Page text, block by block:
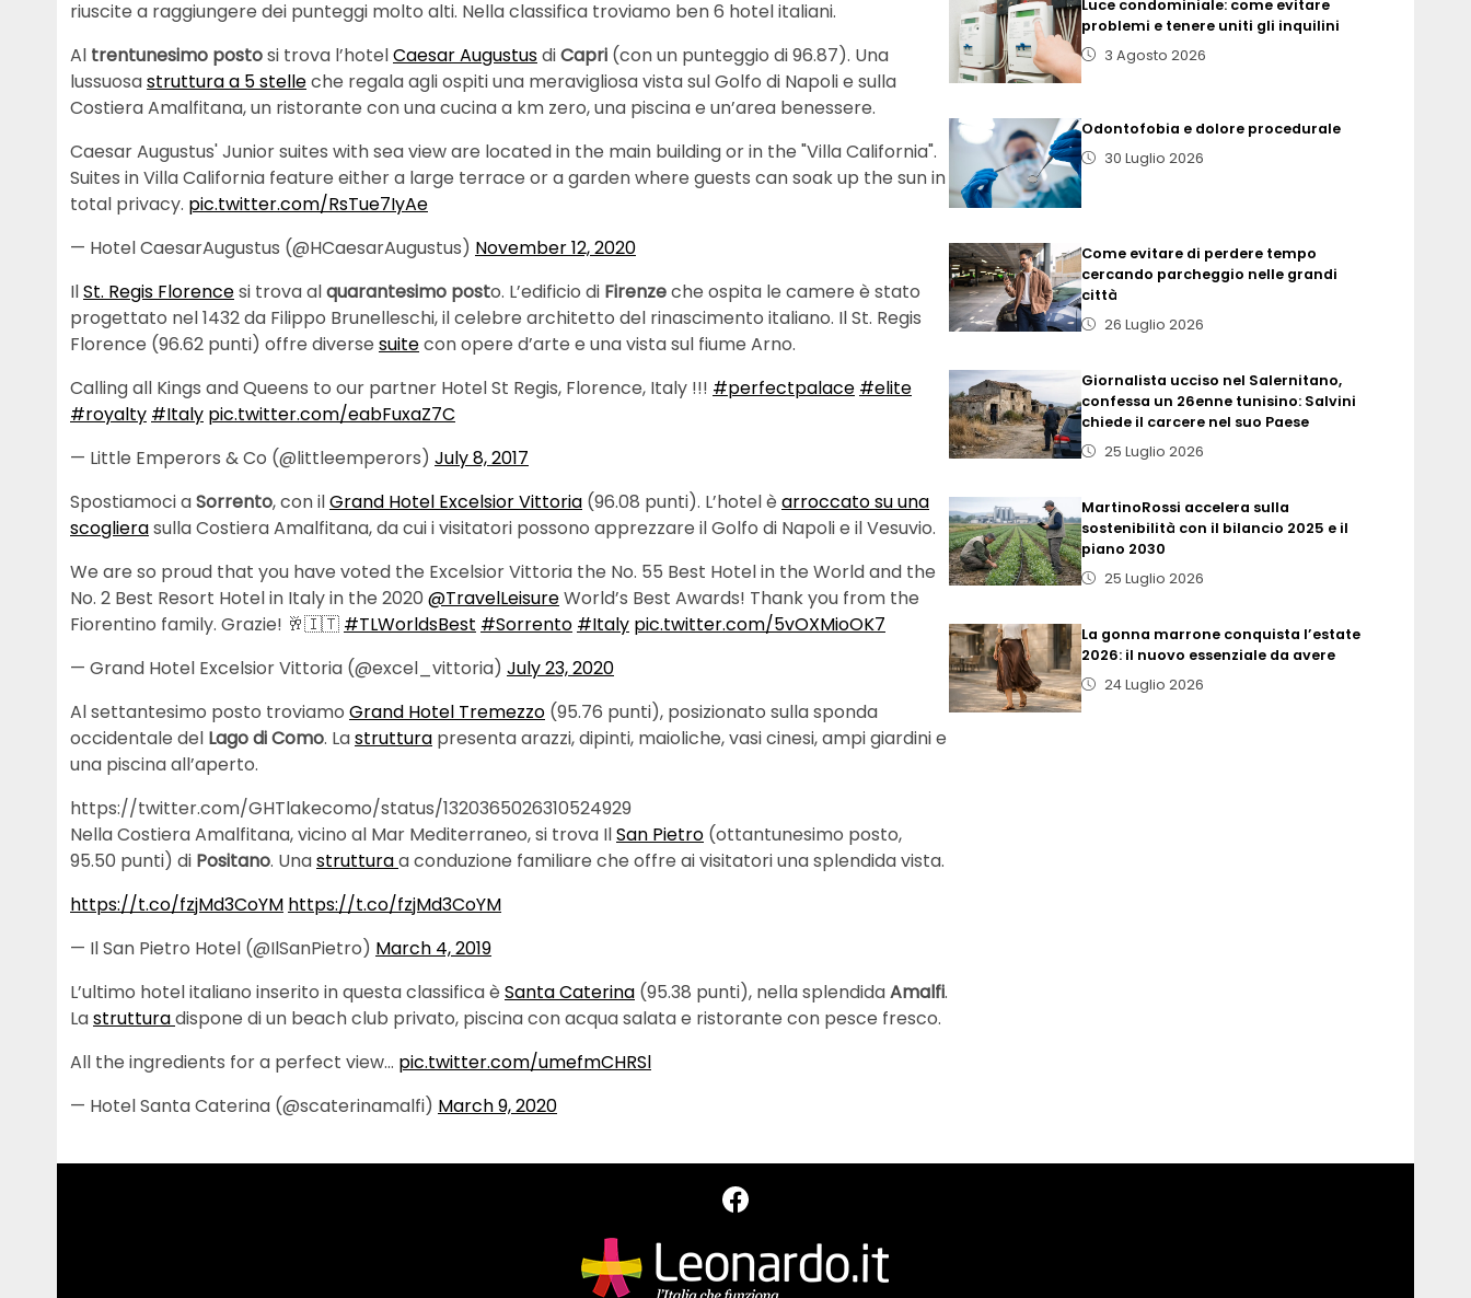
riuscite a raggiungere dei punteggi molto alti. Nella classifica troviamo ben 6 hotel italiani.
Al trentunesimo postosi trova l’hotelCaesar AugustusdiCapri (con un punteggio di 96.87). Una
lussuosastruttura a 5 stelleche regala agli ospiti una meravigliosa vista sul Golfo di Napoli e sulla
Costiera Amalfitana, un ristorante con una cucina a km zero, una piscina e un’area benessere.
Caesar Augustus' Junior suites with sea view are located in the main building or in the "Villa California".
Suites in Villa California feature either a large terrace or a garden where guests can soak up the sun in
total privacy. pic.twitter.com/RsTue7IyAe
— Hotel CaesarAugustus (@HCaesarAugustus) November 12, 2020
IlSt. Regis Florencesi trova alquarantesimo posto. L’edificio di Firenzeche ospita le camere è stato
progettato nel 1432 da Filippo Brunelleschi, il celebre architetto del rinascimento italiano. Il St. Regis
Florence (96.62 punti) offre diverse suitecon opere d’arte e una vista sul fiume Arno.
Calling all Kings and Queens to our partner Hotel St Regis, Florence, Italy !!! #perfectpalace #elite
#royalty #Italy pic.twitter.com/eabFuxaZ7C
— Little Emperors & Co (@littleemperors) July 8, 2017
Spostiamoci aSorrento, con ilGrand Hotel Excelsior Vittoria (96.08 punti). L’hotel è arroccato su una
scoglierasulla Costiera Amalfitana, da cui i visitatori possono apprezzare il Golfo di Napoli e il Vesuvio.
We are so proud that you have voted the Excelsior Vittoria the No. 55 Best Hotel in the World and the
No. 2 Best Resort Hotel in Italy in the 2020 @TravelLeisureWorld’s Best Awards! Thank you from the
Fiorentino family. Grazie! 🥂🇮🇹 #TLWorldsBest #Sorrento #Italy pic.twitter.com/5vOXMioOK7
— Grand Hotel Excelsior Vittoria (@excel_vittoria) July 23, 2020
Al settantesimo posto troviamo Grand Hotel Tremezzo (95.76 punti), posizionato sulla sponda
occidentale del Lago di Como. Lastruttura presenta arazzi, dipinti, maioliche, vasi cinesi, ampi giardini e
una piscina all’aperto.
https://twitter.com/GHTlakecomo/status/1320365026310524929
Nella Costiera Amalfitana, vicino al Mar Mediterraneo, si trova IlSan Pietro (ottantunesimo posto,
95.50 punti) di Positano. Unastrutturaa conduzione familiare che offre ai visitatori una splendida vista.
https://t.co/fzjMd3CoYM https://t.co/fzjMd3CoYM
— Il San Pietro Hotel (@IlSanPietro) March 4, 2019
L’ultimo hotel italiano inserito in questa classifica è Santa Caterina (95.38 punti), nella splendidaAmalfi.
Lastrutturadispone di un beach club privato, piscina con acqua salata e ristorante con pesce fresco.
All the ingredients for a perfect view… pic.twitter.com/umefmCHRSl
— Hotel Santa Caterina (@scaterinamalfi) March 9, 2020
Luce condominiale: come evitare
problemi e tenere uniti gli inquilini
3 Agosto 2026
Odontofobia e dolore procedurale
30 Luglio 2026
Come evitare di perdere tempo
cercando parcheggio nelle grandi
città
26 Luglio 2026
Giornalista ucciso nel Salernitano,
confessa un 26enne tunisino: Salvini
chiede il carcere nel suo Paese
25 Luglio 2026
MartinoRossi accelera sulla
sostenibilità con il bilancio 2025 e il
piano 2030
25 Luglio 2026
La gonna marrone conquista l’estate
2026: il nuovo essenziale da avere
24 Luglio 2026